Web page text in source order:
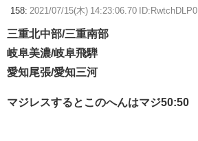
158: 2021/07/15(木) 14:23:06.70 ID:RwtchDLP0
三重北中部/三重南部
岐阜美濃/岐阜飛騨
愛知尾張/愛知三河
マジレスするとこのへんはマジ50:50